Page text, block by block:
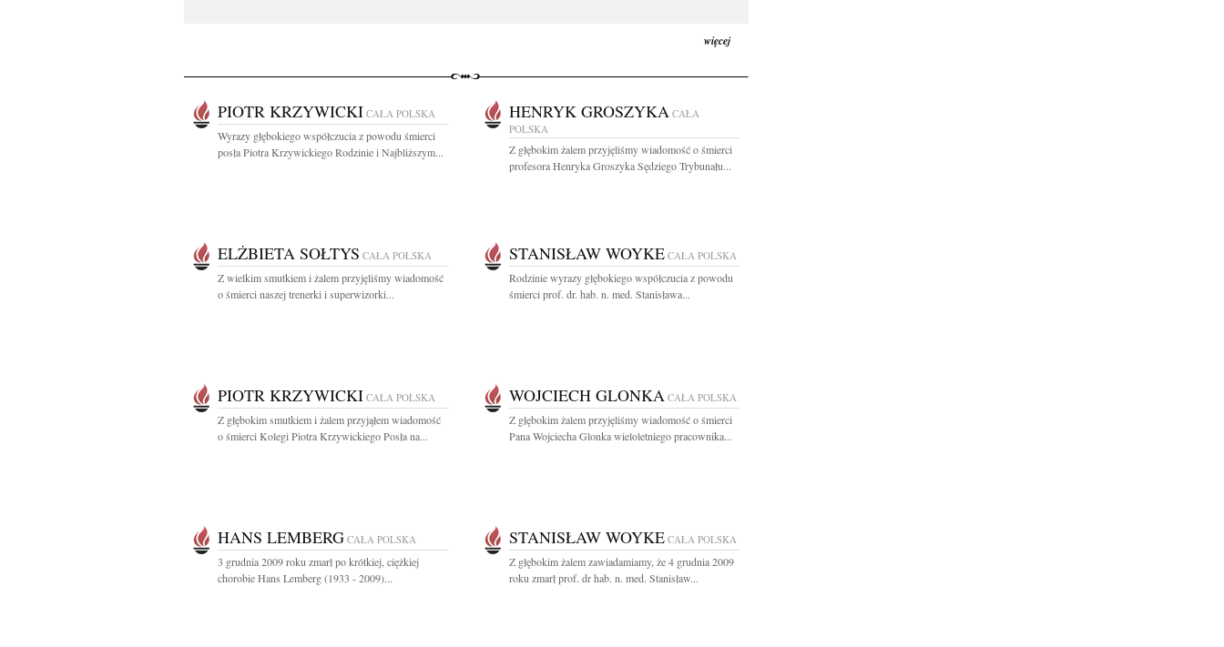
więcej
PIOTR KRZYWICKI CAŁA POLSKA
Wyrazy głębokiego współczucia z powodu śmierci
posła Piotra Krzywickiego Rodzinie i Najbliższym...
HENRYK GROSZYKA CAŁA
POLSKA
Z głębokim żalem przyjęliśmy wiadomość o śmierci
profesora Henryka Groszyka Sędziego Trybunału...
ELŻBIETA SOŁTYS CAŁA POLSKA
Z wielkim smutkiem i żalem przyjęliśmy wiadomość
o śmierci naszej trenerki i superwizorki...
STANISŁAW WOYKE CAŁA POLSKA
Rodzinie wyrazy głębokiego współczucia z powodu
śmierci prof. dr. hab. n. med. Stanisława...
PIOTR KRZYWICKI CAŁA POLSKA
Z głębokim smutkiem i żalem przyjąłem wiadomość
o śmierci Kolegi Piotra Krzywickiego Posła na...
WOJCIECH GLONKA CAŁA POLSKA
Z głębokim żalem przyjęliśmy wiadomość o śmierci
Pana Wojciecha Glonka wieloletniego pracownika...
HANS LEMBERG CAŁA POLSKA
3 grudnia 2009 roku zmarł po krótkiej, ciężkiej
chorobie Hans Lemberg (1933 - 2009)...
STANISŁAW WOYKE CAŁA POLSKA
Z głębokim żalem zawiadamiamy, że 4 grudnia 2009
roku zmarł prof. dr hab. n. med. Stanisław...